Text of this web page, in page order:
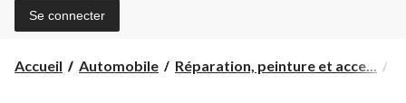
Se connecter
Accueil Automobile Réparation, peinture et acce...